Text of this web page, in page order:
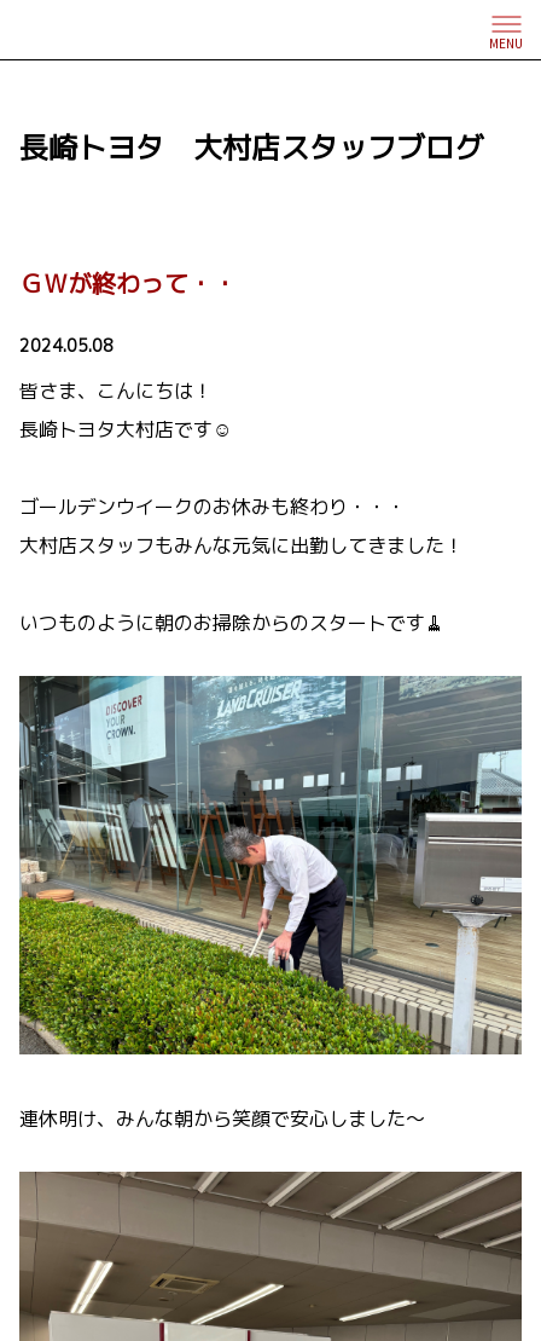
MENU
長崎トヨタ 大村店スタッフブログ
ＧＷが終わって・・
2024.05.08
皆さま、こんにちは！
長崎トヨタ大村店です☺
ゴールデンウイークのお休みも終わり・・・
大村店スタッフもみんな元気に出勤してきました！
いつものように朝のお掃除からのスタートです🧹
連休明け、みんな朝から笑顔で安心しました～